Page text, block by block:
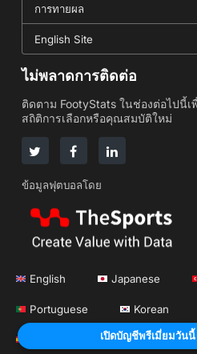
การทายผล
English Site
ไม่พลาดการติดต่อ
ติดตาม FootyStats ในช่องต่อไปนี้
สถิติการเลือกหรือคุณสมบัติใหม่
ข้อมูลฟุตบอลโดย
English Japanese
Portuguese Korean
French
เปิดบัญชีพรีเมี่ยมวัน